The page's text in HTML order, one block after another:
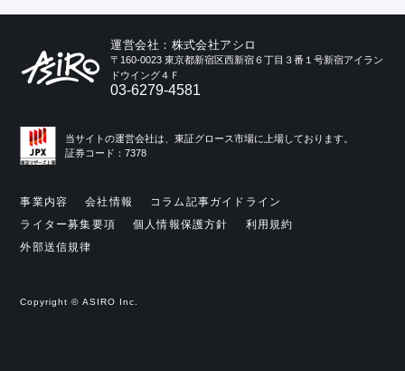
運営会社：株式会社アシロ
〒160-0023 東京都新宿区西新宿６丁目３番１号新宿アイラン
ドウイング４Ｆ
03-6279-4581
当サイトの運営会社は、東証グロース市場に上場しております。
証券コード：7378
事業内容 会社情報
コラム記事ガイドライン
ライター募集要項
個人情報保護方針
利用規約
外部送信規律
Copyright © ASIRO Inc.